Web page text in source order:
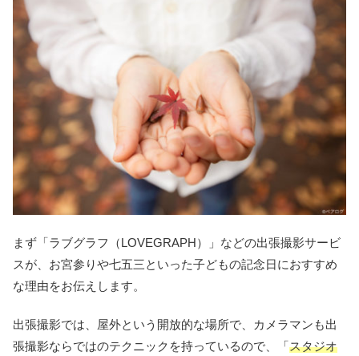
まず「ラブグラフ（LOVEGRAPH）」などの出張撮影サービ
スが、お宮参りや七五三といった子どもの記念日におすすめ
な理由をお伝えします。
出張撮影では、屋外という開放的な場所で、カメラマンも出
張撮影ならではのテクニックを持っているので、「スタジオ